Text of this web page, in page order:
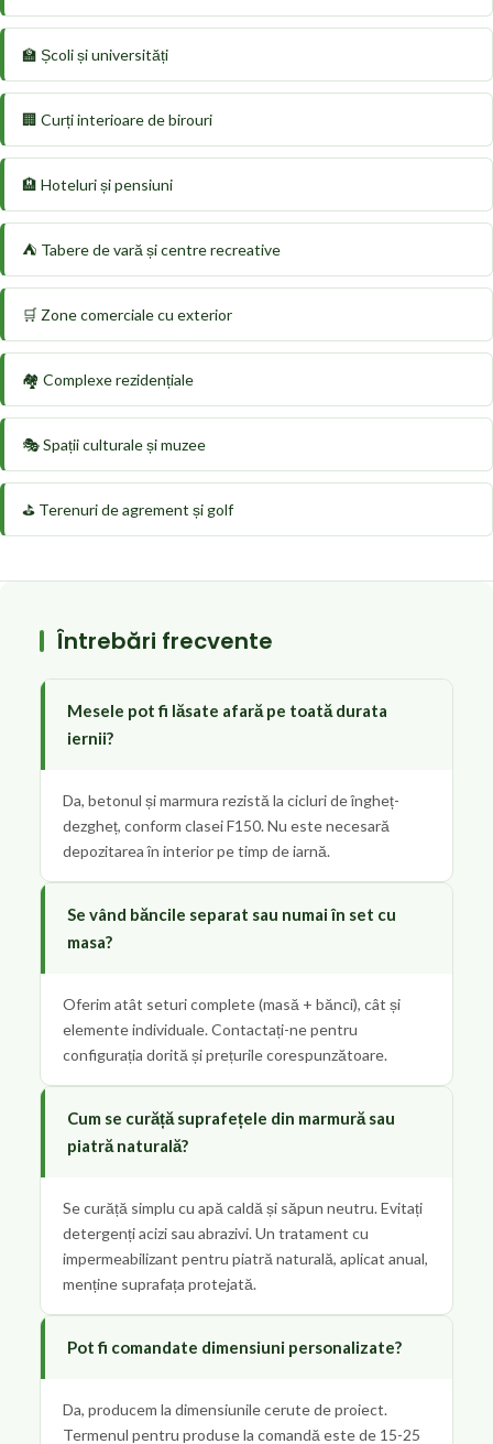
🏫 Școli și universități
🏢 Curți interioare de birouri
🏨 Hoteluri și pensiuni
⛺ Tabere de vară și centre recreative
🛒 Zone comerciale cu exterior
🏘️ Complexe rezidențiale
🎭 Spații culturale și muzee
⛳ Terenuri de agrement și golf
Întrebări frecvente
Mesele pot fi lăsate afară pe toată durata
iernii?
Da, betonul și marmura rezistă la cicluri de îngheț-
dezgheț, conform clasei F150. Nu este necesară
depozitarea în interior pe timp de iarnă.
Se vând băncile separat sau numai în set cu
masa?
Oferim atât seturi complete (masă + bănci), cât și
elemente individuale. Contactați-ne pentru
configurația dorită și prețurile corespunzătoare.
Cum se curăță suprafețele din marmură sau
piatră naturală?
Se curăță simplu cu apă caldă și săpun neutru. Evitați
detergenți acizi sau abrazivi. Un tratament cu
impermeabilizant pentru piatră naturală, aplicat anual,
menține suprafața protejată.
Pot fi comandate dimensiuni personalizate?
Da, producem la dimensiunile cerute de proiect.
Termenul pentru produse la comandă este de 15-25